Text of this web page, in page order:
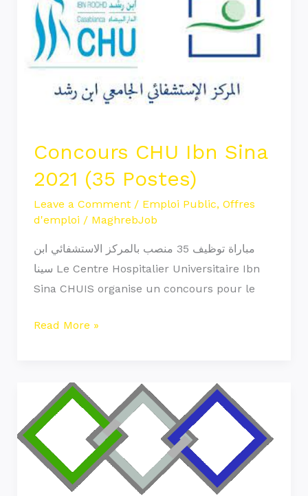
Concours CHU Ibn Sina
2021 (35 Postes)
Leave a Comment / Emploi Public, Offres
d'emploi / MaghrebJob
مباراة توظيف 35 منصب بالمركز الاستشفائي ابن
سينا Le Centre Hospitalier Universitaire Ibn
Sina CHUIS organise un concours pour le
CHU
Ibn
Sina
2021
Read More »
Concours
de
Recrutement
OFPPT
2021